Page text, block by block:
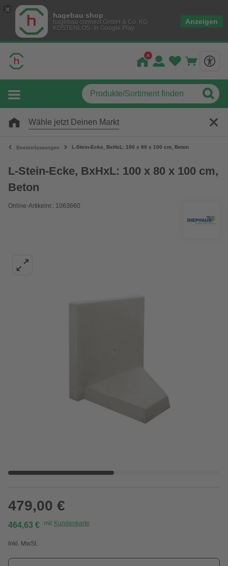
hagebau shop
hagebau connect GmbH & Co. KG
KOSTENLOS- In Google Play
Anzeigen
Wähle jetzt Deinen Markt
Beeteinfassungen L-Stein-Ecke, BxHxL: 100 x 80 x 100 cm, Beton
L-Stein-Ecke, BxHxL: 100 x 80 x 100 cm,
Beton
Online-Artikelnr.: 1063660
479,00 €
464,63 € mit Kundenkarte
Inkl. MwSt.